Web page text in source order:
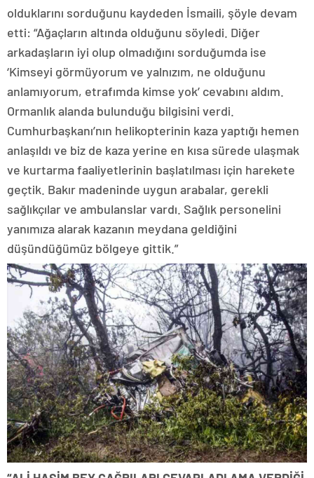
olduklarını sorduğunu kaydeden İsmaili, şöyle devam
etti: “Ağaçların altında olduğunu söyledi. Diğer
arkadaşların iyi olup olmadığını sorduğumda ise
‘Kimseyi görmüyorum ve yalnızım, ne olduğunu
anlamıyorum, etrafımda kimse yok’ cevabını aldım.
Ormanlık alanda bulunduğu bilgisini verdi.
Cumhurbaşkanı’nın helikopterinin kaza yaptığı hemen
anlaşıldı ve biz de kaza yerine en kısa sürede ulaşmak
ve kurtarma faaliyetlerinin başlatılması için harekete
geçtik. Bakır madeninde uygun arabalar, gerekli
sağlıkçılar ve ambulanslar vardı. Sağlık personelini
yanımıza alarak kazanın meydana geldiğini
düşündüğümüz bölgeye gittik.”